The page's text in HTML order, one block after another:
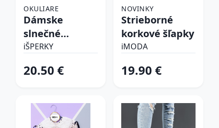
OKULIARE
Dámske
slnečné
okuliare
iŠPERKY
20.50 €
NOVINKY
Strieborné
korkové šľapky
iMODA
19.90 €